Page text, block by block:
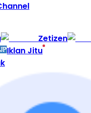
Zetizen
Iklan Jitu